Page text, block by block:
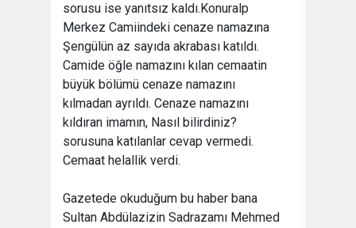
sorusu ise yanıtsız kaldı.Konuralp
Merkez Camiindeki cenaze namazına
Şengülün az sayıda akrabası katıldı.
Camide öğle namazını kılan cemaatin
büyük bölümü cenaze namazını
kılmadan ayrıldı. Cenaze namazını
kıldıran imamın, Nasıl bilirdiniz?
sorusuna katılanlar cevap vermedi.
Cemaat helallik verdi.
Gazetede okuduğum bu haber bana
Sultan Abdülazizin Sadrazamı Mehmed